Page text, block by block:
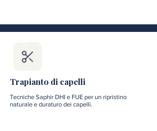
Trapianto di capelli
Tecniche Saphir DHI e FUE per un ripristino
naturale e duraturo dei capelli.